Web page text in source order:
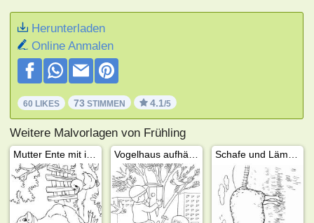
Herunterladen
Online Anmalen
60 LIKES 73 STIMMEN 4.1/5
Weitere Malvorlagen von Frühling